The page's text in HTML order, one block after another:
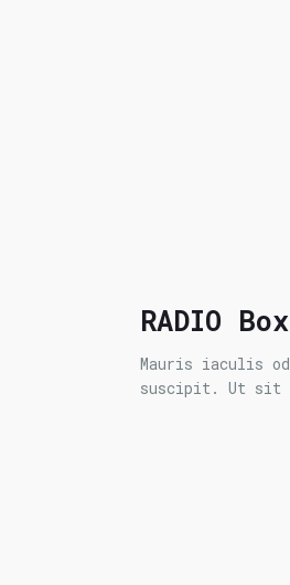
RADIO Box
Mauris iaculis
suscipit. Ut sit